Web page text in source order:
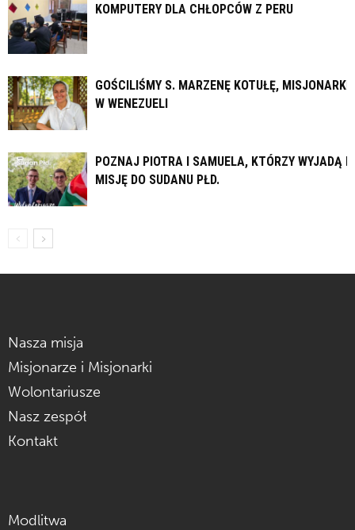
KOMPUTERY DLA CHŁOPCÓW Z PERU
GOŚCILIŚMY S. MARZENĘ KOTUŁĘ, MISJONARKĘ
W WENEZUELI
POZNAJ PIOTRA I SAMUELA, KTÓRZY WYJADĄ
MISJĘ DO SUDANU PŁD.
Nasza misja
Misjonarze i Misjonarki
Wolontariusze
Nasz zespół
Kontakt
Modlitwa